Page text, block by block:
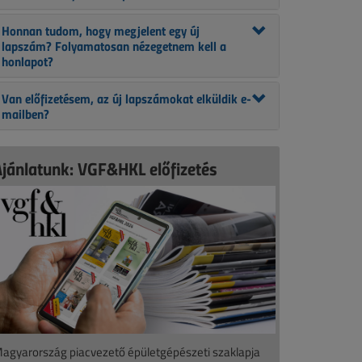
Honnan tudom, hogy megjelent egy új
lapszám? Folyamatosan nézegetnem kell a
honlapot?
Van előfizetésem, az új lapszámokat elküldik e-
mailben?
VGF&HKL előfizetés
piacvezető épületgépészeti szaklapja